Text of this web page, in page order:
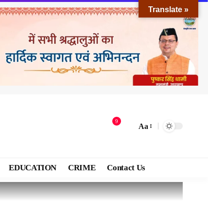
9
Aa
EDUCATION CRIME Contact Us
Translate »